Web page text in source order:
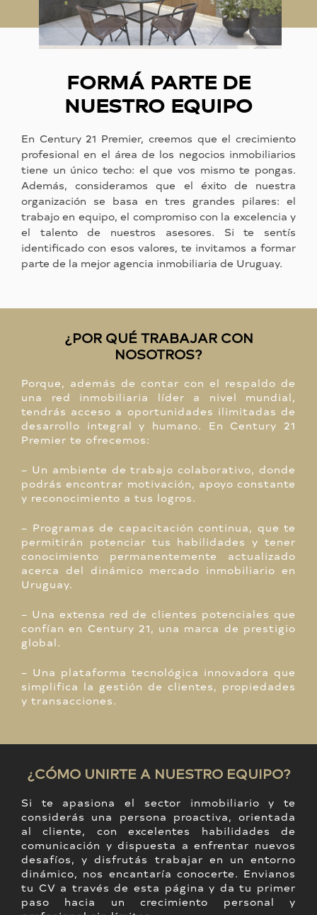
FORMÁ PARTE DE
NUESTRO EQUIPO
En Century 21 Premier, creemos que el crecimiento
profesional en el área de los negocios inmobiliarios
tiene un único techo: el que vos mismo te pongas.
Además, consideramos que el éxito de nuestra
organización se basa en tres grandes pilares: el
trabajo en equipo, el compromiso con la excelencia y
el talento de nuestros asesores. Si te sentís
identificado con esos valores, te invitamos a formar
parte de la mejor agencia inmobiliaria de Uruguay.
¿POR QUÉ TRABAJAR CON
NOSOTROS?
Porque, además de contar con el respaldo de
una red inmobiliaria líder a nivel mundial,
tendrás acceso a oportunidades ilimitadas de
desarrollo integral y humano. En Century 21
Premier te ofrecemos:
– Un ambiente de trabajo colaborativo, donde
podrás encontrar motivación, apoyo constante
y reconocimiento a tus logros.
– Programas de capacitación continua, que te
permitirán potenciar tus habilidades y tener
conocimiento permanentemente actualizado
acerca del dinámico mercado inmobiliario en
Uruguay.
– Una extensa red de clientes potenciales que
confían en Century 21, una marca de prestigio
global.
– Una plataforma tecnológica innovadora que
simplifica la gestión de clientes, propiedades
y transacciones.
¿CÓMO UNIRTE A NUESTRO EQUIPO?
Si te apasiona el sector inmobiliario y te
considerás una persona proactiva, orientada
al cliente, con excelentes habilidades de
comunicación y dispuesta a enfrentar nuevos
desafíos, y disfrutás trabajar en un entorno
dinámico, nos encantaría conocerte. Envianos
tu CV a través de esta página y da tu primer
paso hacia un crecimiento personal y